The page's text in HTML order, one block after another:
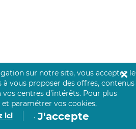
sur notre site, vous acceptez le
vous proposer des offres, contenus
centres d’intérêts. Pour plus
paramétrer vos cookies,
ici
. J'accepte
✕